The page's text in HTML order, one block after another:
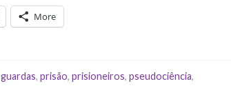
More
guardas, prisão, prisioneiros, pseudociência,